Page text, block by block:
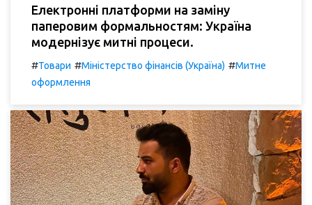
Електронні платформи на заміну
паперовим формальностям: Україна
модернізує митні процеси.
#Товари #Міністерство фінансів (Україна) #Митне
оформлення